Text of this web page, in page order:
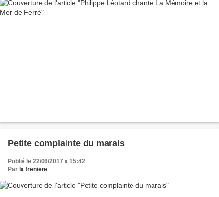
Petite complainte du marais
Publié le 22/06/2017 à 15:42
Par la freniere